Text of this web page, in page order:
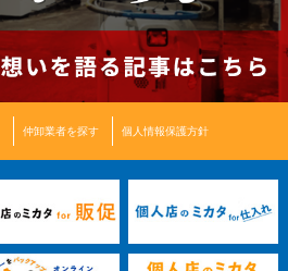
仲卸業者を探す 個人情報保護方針